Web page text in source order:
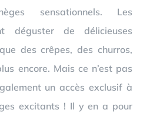
sensationnels. Les
déguster de délicieuses
des crêpes, des churros,
encore. Mais ce n’est pas
un accès exclusif à
excitants ! Il y en a pour